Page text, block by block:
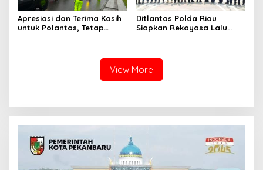
Apresiasi dan Terima Kasih
untuk Polantas, Tetap
Ditlantas Polda Riau
Siapkan Rekayasa Lalu
Lingkar Pekanbaru,
Keselamatan Masyarakat
Jadi Prioritas
View More